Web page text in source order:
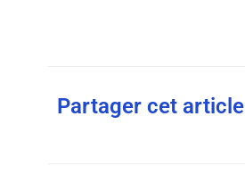
Partager cet article